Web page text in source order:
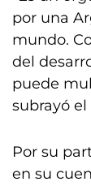
por una
mundo.
del
puede
subrayó
Por su
en su